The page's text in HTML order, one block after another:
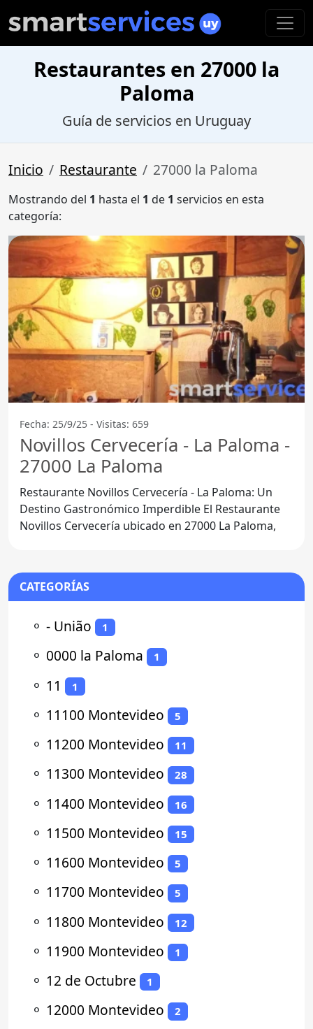
Restaurantes en 27000 la
Paloma
Guía de servicios en Uruguay
Inicio Restaurante 27000 la Paloma
Mostrando del 1 hasta el 1 de 1 servicios en esta
categoría:
Fecha: 25/9/25 - Visitas: 659
Novillos Cervecería - La Paloma -
27000 La Paloma
Restaurante Novillos Cervecería - La Paloma: Un
Destino Gastronómico Imperdible El Restaurante
Novillos Cervecería ubicado en 27000 La Paloma,
CATEGORÍAS
⚬ - União 1
⚬ 0000 la Paloma 1
⚬ 11 1
⚬ 11100 Montevideo 5
⚬ 11200 Montevideo 11
⚬ 11300 Montevideo 28
⚬ 11400 Montevideo 16
⚬ 11500 Montevideo 15
⚬ 11600 Montevideo 5
⚬ 11700 Montevideo 5
⚬ 11800 Montevideo 12
⚬ 11900 Montevideo 1
⚬ 12 de Octubre 1
⚬ 12000 Montevideo 2